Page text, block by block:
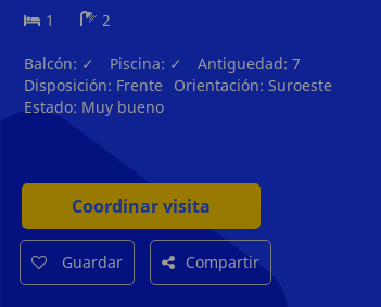
1 2
Balcón: ✓ Piscina: ✓ Antiguedad:7
Disposición: Frente Orientación:Suroeste
Estado: Muy bueno
Coordinar visita
Guardar Compartir